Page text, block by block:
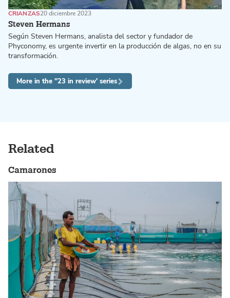
Steven Hermans
CRIANZAS20 diciembre 2023
Según Steven Hermans, analista del sector y fundador de
Phyconomy, es urgente invertir en la producción de algas, no en su
transformación.
More in the ''23 in review' series
Related
Camarones